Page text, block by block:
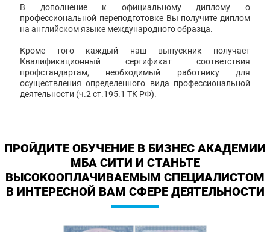
В дополнение к официальному диплому о
профессиональной переподготовке Вы получите диплом
на английском языке международного образца.
Кроме того каждый наш выпускник получает
Квалификационный сертификат соответствия
профстандартам, необходимый работнику для
осуществления определенного вида профессиональной
деятельности (ч.2 ст.195.1 ТК РФ).
ПРОЙДИТЕ ОБУЧЕНИЕ В БИЗНЕС АКАДЕМИИ
МБА СИТИ И СТАНЬТЕ
ВЫСОКООПЛАЧИВАЕМЫМ СПЕЦИАЛИСТОМ
В ИНТЕРЕСНОЙ ВАМ СФЕРЕ ДЕЯТЕЛЬНОСТИ